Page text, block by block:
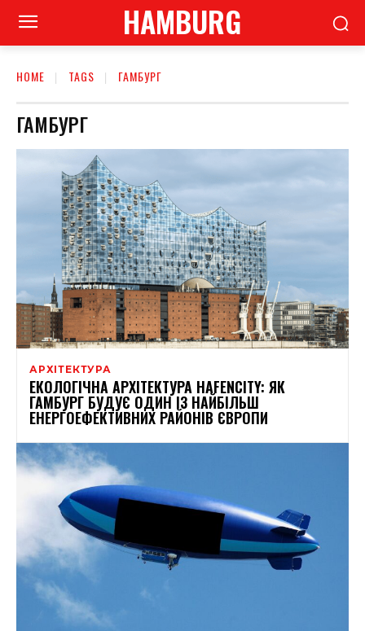
HAMBURG
HOME TAGS ГАМБУРГ
ГАМБУРГ
АРХІТЕКТУРА
ЕКОЛОГІЧНА АРХІТЕКТУРА HAFENCITY: ЯК
ГАМБУРГ БУДУЄ ОДИН ІЗ НАЙБІЛЬШ
ЕНЕРГОЕФЕКТИВНИХ РАЙОНІВ ЄВРОПИ